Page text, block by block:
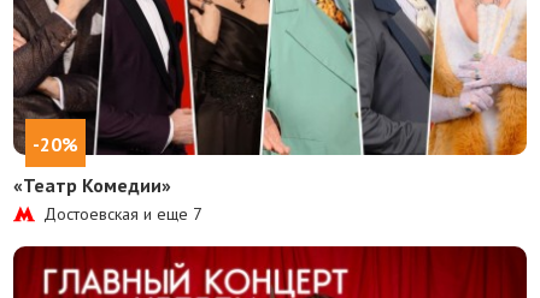
-20%
«Театр Комедии»
Достоевская и еще 7